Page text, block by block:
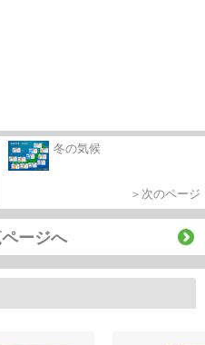
冬の気候
＞次のページ
ージへ